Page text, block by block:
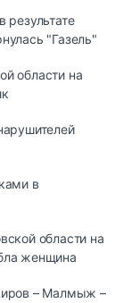
"Газель"
области на
в
области на
женщина
– Малмыж –